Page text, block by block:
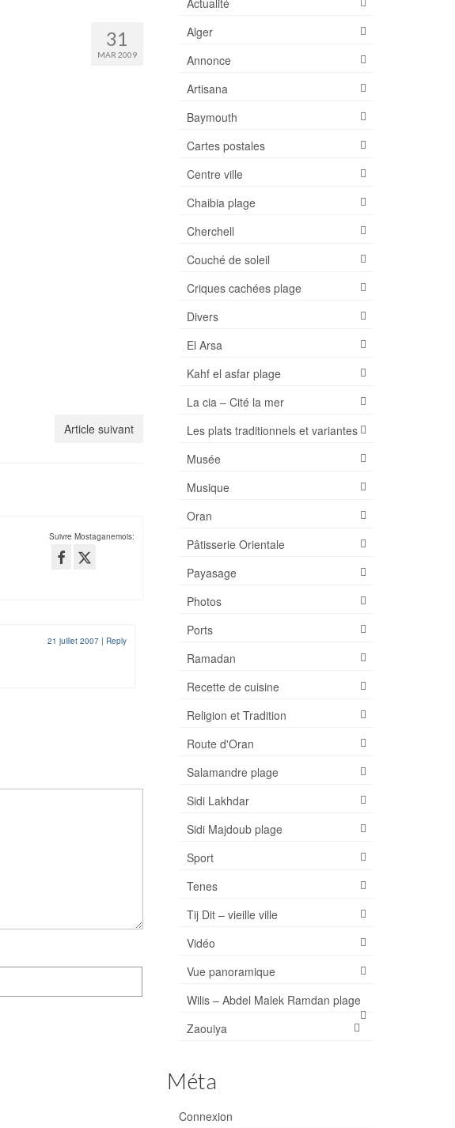
31
MAR 2009
Article suivant
Suivre Mostaganemois:
21 juillet 2007 | Reply
Alger
Annonce
Artisana
Baymouth
Cartes postales
Centre ville
Chaibia plage
Cherchell
Couché de soleil
Criques cachées plage
Divers
El Arsa
Kahf el asfar plage
La cia – Cité la mer
Les plats traditionnels et variantes
Musée
Musique
Oran
Pâtisserie Orientale
Payasage
Photos
Ports
Ramadan
Recette de cuisine
Religion et Tradition
Route d'Oran
Salamandre plage
Sidi Lakhdar
Sidi Majdoub plage
Sport
Tenes
Tij Dit – vieille ville
Vidéo
Vue panoramique
Wilis – Abdel Malek Ramdan plage
Zaouiya
Méta
Connexion